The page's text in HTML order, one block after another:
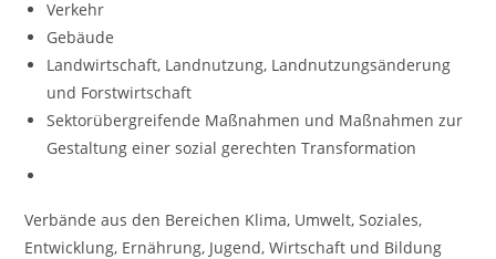
Verkehr
Gebäude
Landwirtschaft, Landnutzung, Landnutzungsänderung
und Forstwirtschaft
Sektorübergreifende Maßnahmen und Maßnahmen zur
Gestaltung einer sozial gerechten Transformation
Verbände aus den Bereichen Klima, Umwelt, Soziales,
Entwicklung, Ernährung, Jugend, Wirtschaft und Bildung